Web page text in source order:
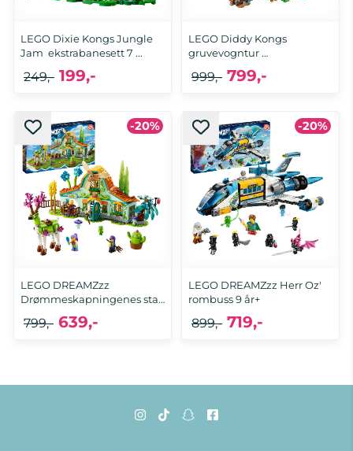
LEGO Dixie Kongs Jungle
Jam  ekstrabanesett 7 ...
199,-
249,-
LEGO Diddy Kongs
gruvevogntur 
ekstrabanesett 8 ...
799,-
999,-
-20%
LEGO DREAMZzz
Drømmeskapningenes stall
639,-
799,-
-20%
LEGO DREAMZzz Herr Oz'
rombuss 9 år+
719,-
899,-